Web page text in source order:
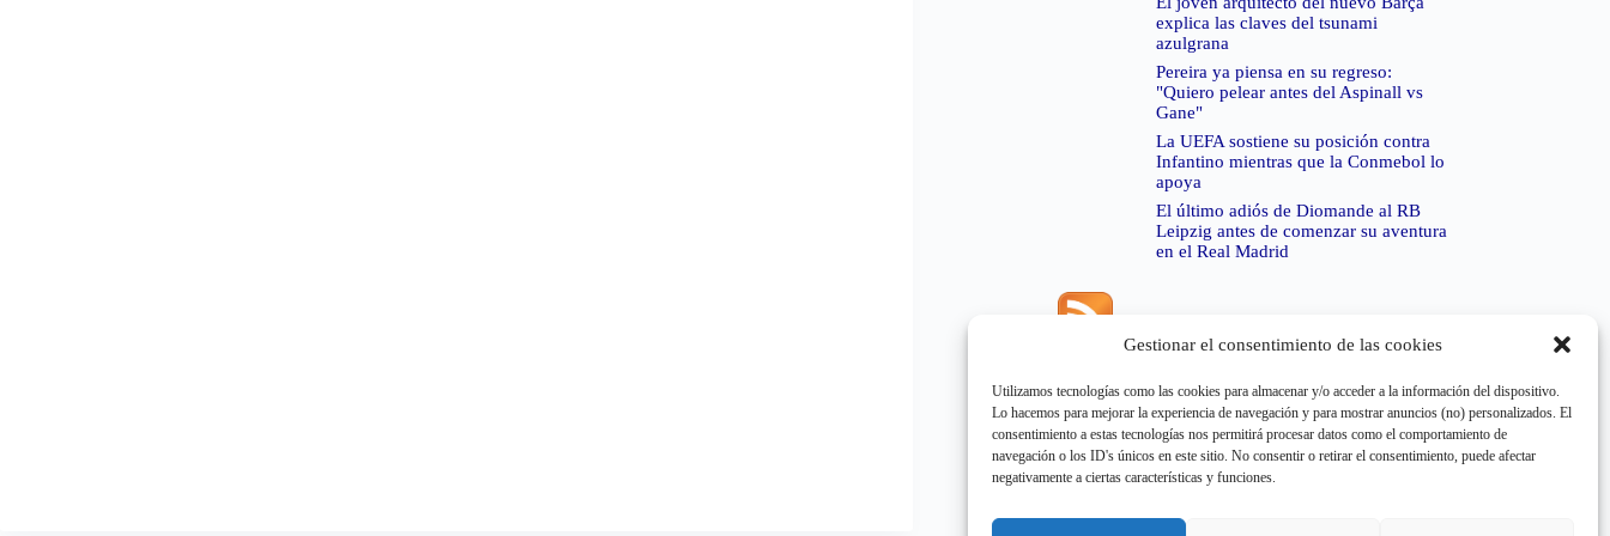
Gestionar el consentimiento de las cookies
Utilizamos tecnologías como las cookies para almacenar y/o acceder a la información del dispositivo.
Lo hacemos para mejorar la experiencia de navegación y para mostrar anuncios (no) personalizados. El
consentimiento a estas tecnologías nos permitirá procesar datos como el comportamiento de
navegación o los ID's únicos en este sitio. No consentir o retirar el consentimiento, puede afectar
negativamente a ciertas características y funciones.
explica las claves del tsunami
azulgrana
Pereira ya piensa en su regreso:
"Quiero pelear antes del Aspinall vs
Gane"
La UEFA sostiene su posición contra
Infantino mientras que la Conmebol lo
apoya
El último adiós de Diomande al RB
Leipzig antes de comenzar su aventura
en el Real Madrid
Error de RSS:Retrieved unsupported status code
"404"